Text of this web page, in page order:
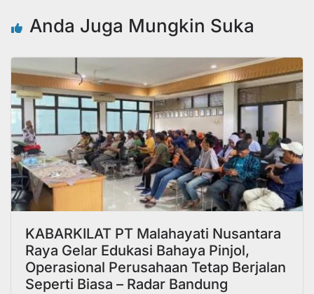
Anda Juga Mungkin Suka
KABARKILAT PT Malahayati Nusantara
Raya Gelar Edukasi Bahaya Pinjol,
Operasional Perusahaan Tetap Berjalan
Seperti Biasa – Radar Bandung